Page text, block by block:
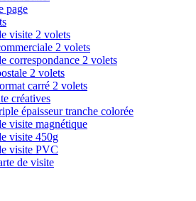
page
visite 2 volets
2 volets
correspondance 2 volets
2 volets
carré 2 volets
créatives
épaisseur tranche colorée
visite magnétique
visite 450g
visite PVC
de visite